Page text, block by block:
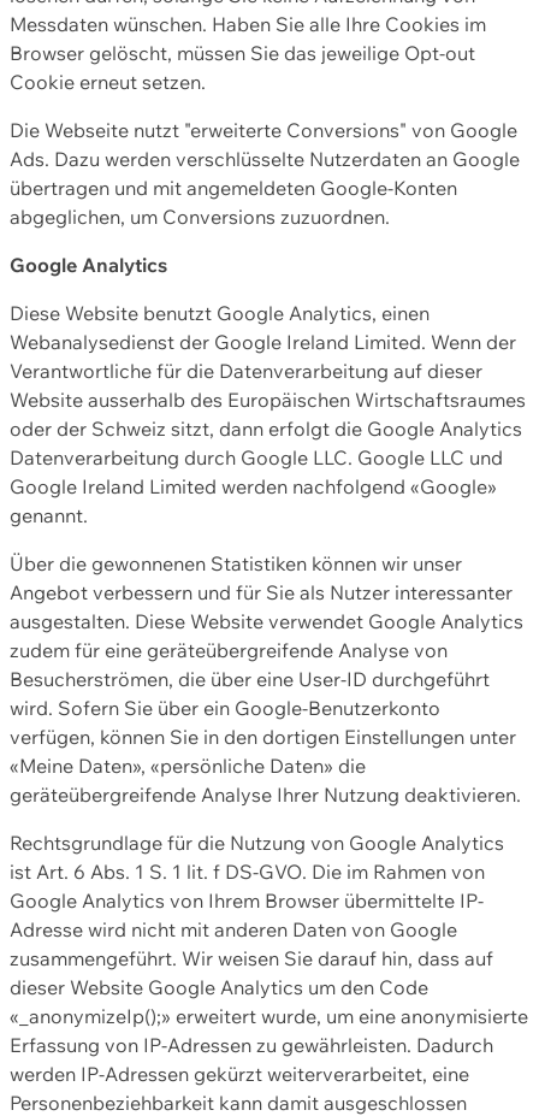
Messdaten wünschen. Haben Sie alle Ihre Cookies im
Browser gelöscht, müssen Sie das jeweilige Opt-out
Cookie erneut setzen.
Die Webseite nutzt "erweiterte Conversions" von Google
Ads. Dazu werden verschlüsselte Nutzerdaten an Google
übertragen und mit angemeldeten Google-Konten
abgeglichen, um Conversions zuzuordnen.
Google Analytics
Diese Website benutzt Google Analytics, einen
Webanalysedienst der Google Ireland Limited. Wenn der
Verantwortliche für die Datenverarbeitung auf dieser
Website ausserhalb des Europäischen Wirtschaftsraumes
oder der Schweiz sitzt, dann erfolgt die Google Analytics
Datenverarbeitung durch Google LLC. Google LLC und
Google Ireland Limited werden nachfolgend «Google»
genannt.
Über die gewonnenen Statistiken können wir unser
Angebot verbessern und für Sie als Nutzer interessanter
ausgestalten. Diese Website verwendet Google Analytics
zudem für eine geräteübergreifende Analyse von
Besucherströmen, die über eine User-ID durchgeführt
wird. Sofern Sie über ein Google-Benutzerkonto
verfügen, können Sie in den dortigen Einstellungen unter
«Meine Daten», «persönliche Daten» die
geräteübergreifende Analyse Ihrer Nutzung deaktivieren.
Rechtsgrundlage für die Nutzung von Google Analytics
ist Art. 6 Abs. 1 S. 1 lit. f DS-GVO. Die im Rahmen von
Google Analytics von Ihrem Browser übermittelte IP-
Adresse wird nicht mit anderen Daten von Google
zusammengeführt. Wir weisen Sie darauf hin, dass auf
dieser Website Google Analytics um den Code
«_anonymizeIp();» erweitert wurde, um eine anonymisierte
Erfassung von IP-Adressen zu gewährleisten. Dadurch
werden IP-Adressen gekürzt weiterverarbeitet, eine
Personenbeziehbarkeit kann damit ausgeschlossen